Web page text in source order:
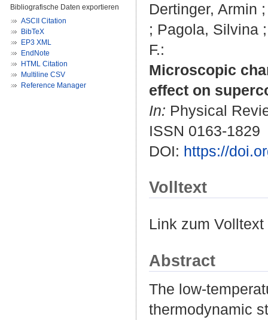
Bibliografische Daten exportieren
ASCII Citation
BibTeX
EP3 XML
EndNote
HTML Citation
Multiline CSV
Reference Manager
Dertinger, Armin
; Pagola, Silvina
F.:
Microscopic
effect on
In: Physical
ISSN 0163-1829
DOI: https://
Volltext
Link zum
Abstract
The low-
thermodynamic